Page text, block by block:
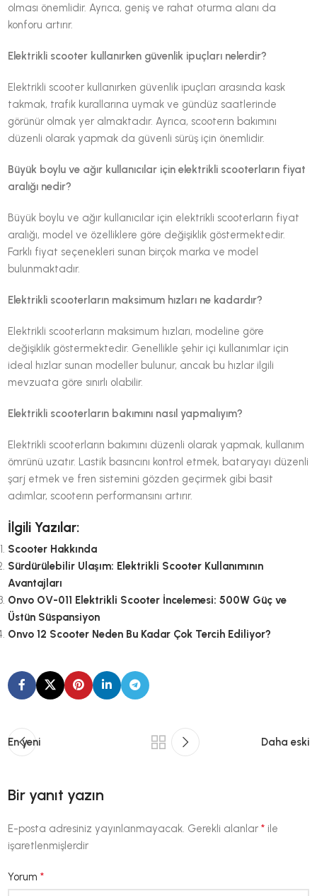
olması önemlidir. Ayrıca, geniş ve rahat oturma alanı da
konforu artırır.
Elektrikli scooter kullanırken güvenlik ipuçları nelerdir?
Elektrikli scooter kullanırken güvenlik ipuçları arasında kask
takmak, trafik kurallarına uymak ve gündüz saatlerinde
görünür olmak yer almaktadır. Ayrıca, scooterın bakımını
düzenli olarak yapmak da güvenli sürüş için önemlidir.
Büyük boylu ve ağır kullanıcılar için elektrikli scooterların fiyat
aralığı nedir?
Büyük boylu ve ağır kullanıcılar için elektrikli scooterların fiyat
aralığı, model ve özelliklere göre değişiklik göstermektedir.
Farklı fiyat seçenekleri sunan birçok marka ve model
bulunmaktadır.
Elektrikli scooterların maksimum hızları ne kadardır?
Elektrikli scooterların maksimum hızları, modeline göre
değişiklik göstermektedir. Genellikle şehir içi kullanımlar için
ideal hızlar sunan modeller bulunur, ancak bu hızlar ilgili
mevzuata göre sınırlı olabilir.
Elektrikli scooterların bakımını nasıl yapmalıyım?
Elektrikli scooterların bakımını düzenli olarak yapmak, kullanım
ömrünü uzatır. Lastik basıncını kontrol etmek, bataryayı düzenli
şarj etmek ve fren sistemini gözden geçirmek gibi basit
adımlar, scooterın performansını artırır.
İlgili Yazılar:
Scooter Hakkında
Sürdürülebilir Ulaşım: Elektrikli Scooter Kullanımının
Avantajları
Onvo OV-011 Elektrikli Scooter İncelemesi: 500W Güç ve
Üstün Süspansiyon
Onvo 12 Scooter Neden Bu Kadar Çok Tercih Ediliyor?
En yeni Daha eski
Bir yanıt yazın
E-posta adresiniz yayınlanmayacak. Gerekli alanlar* ile
işaretlenmişlerdir
Yorum*